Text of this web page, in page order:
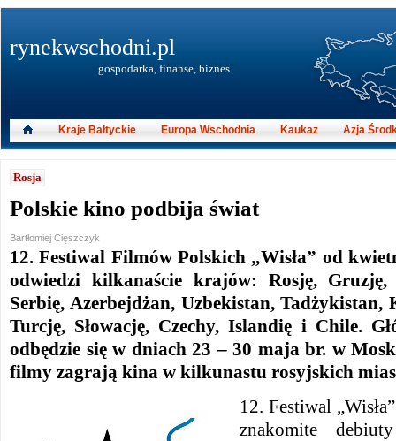
Rosja
Polskie kino podbija świat
Bartłomiej Cięszczyk
12. Festiwal Filmów Polskich „Wisła” od
odwiedzi kilkanaście krajów: Rosję, Gruzję,
Serbię, Azerbejdżan, Uzbekistan, Tadżykistan,
Turcję, Słowację, Czechy, Islandię i Chile.
odbędzie się w dniach 23 – 30 maja br. w
filmy zagrają kina w kilkunastu rosyjskich
12. Festiwal
znakomite
rynekwschodni.pl
gospodarka, finanse, biznes
Kraje Bałtyckie Europa Wschodnia Kaukaz Azja